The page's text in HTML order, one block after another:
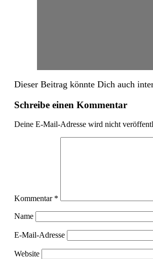
Dieser Beitrag könnte Dich auch
Schreibe einen Kommentar
Deine E-Mail-Adresse wird nicht
Kommentar *
Name
E-Mail-Adresse
Website